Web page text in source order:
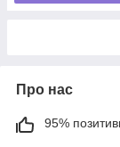
Про нас
95%